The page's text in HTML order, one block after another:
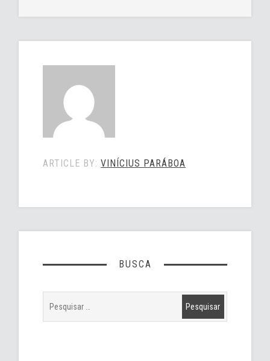
ARTICLE BY:VINÍCIUS PARÁBOA
BUSCA